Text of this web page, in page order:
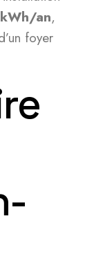
an,
foyer